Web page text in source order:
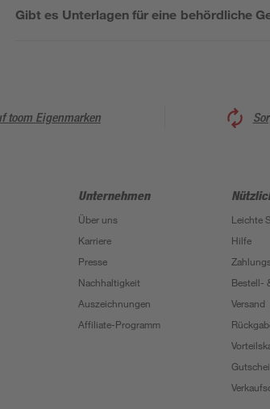
Gibt es Unterlagen für eine behördliche
toom Eigenmarken
Unternehmen
Über uns
Karriere
Presse
Nachhaltigkeit
Auszeichnungen
Affiliate-Programm
Leichte
Hilfe
Bestell-
Versand